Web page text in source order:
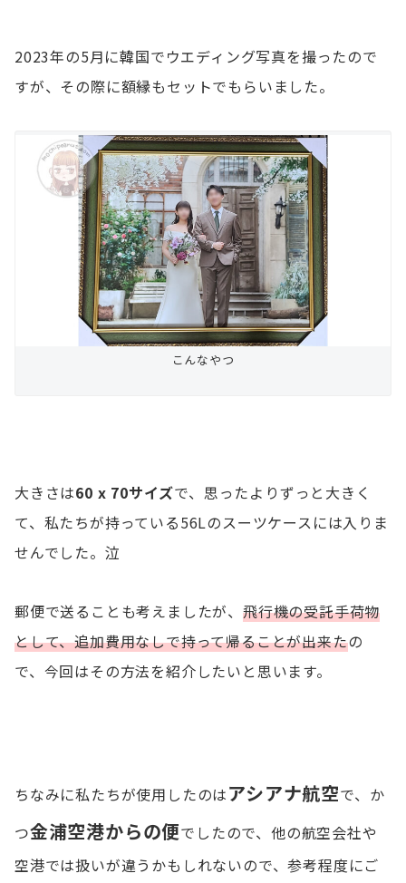
2023年の5月に韓国でウエディング写真を撮ったので
すが、その際に額縁もセットでもらいました。
こんなやつ
大きさは60 x 70サイズで、思ったよりずっと大きく
て、私たちが持っている56Lのスーツケースには入りま
せんでした。泣
郵便で送ることも考えましたが、 飛行機の受託手荷物
として、追加費用なしで持って帰ることが出来たの
で、今回はその方法を紹介したいと思います。
ちなみに私たちが使用したのはアシアナ航空で、か
つ金浦空港からの便でしたので、他の航空会社や
空港では扱いが違うかもしれないので、参考程度にご